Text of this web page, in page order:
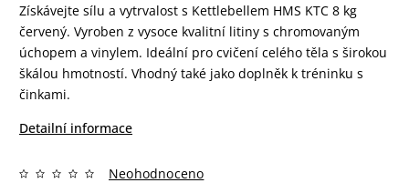
Získávejte sílu a vytrvalost s Kettlebellem HMS KTC 8 kg
červený. Vyroben z vysoce kvalitní litiny s chromovaným
úchopem a vinylem. Ideální pro cvičení celého těla s širokou
škálou hmotností. Vhodný také jako doplněk k tréninku s
činkami.
Detailní informace
Neohodnoceno